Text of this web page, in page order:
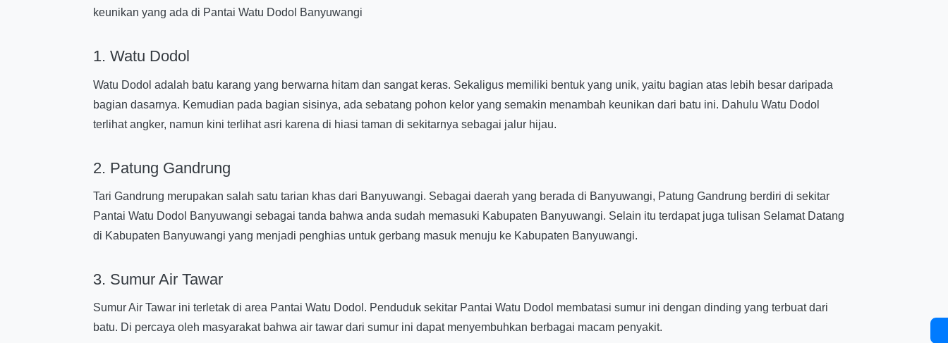
keunikan yang ada di Pantai Watu Dodol Banyuwangi
1. Watu Dodol
Watu Dodol adalah batu karang yang berwarna hitam dan sangat keras. Sekaligus memiliki bentuk yang unik, yaitu bagian atas lebih besar daripada
bagian dasarnya. Kemudian pada bagian sisinya, ada sebatang pohon kelor yang semakin menambah keunikan dari batu ini. Dahulu Watu Dodol
terlihat angker, namun kini terlihat asri karena di hiasi taman di sekitarnya sebagai jalur hijau.
2. Patung Gandrung
Tari Gandrung merupakan salah satu tarian khas dari Banyuwangi. Sebagai daerah yang berada di Banyuwangi, Patung Gandrung berdiri di sekitar
Pantai Watu Dodol Banyuwangi sebagai tanda bahwa anda sudah memasuki Kabupaten Banyuwangi. Selain itu terdapat juga tulisan Selamat Datang
di Kabupaten Banyuwangi yang menjadi penghias untuk gerbang masuk menuju ke Kabupaten Banyuwangi.
3. Sumur Air Tawar
Sumur Air Tawar ini terletak di area Pantai Watu Dodol. Penduduk sekitar Pantai Watu Dodol membatasi sumur ini dengan dinding yang terbuat dari
batu. Di percaya oleh masyarakat bahwa air tawar dari sumur ini dapat menyembuhkan berbagai macam penyakit.